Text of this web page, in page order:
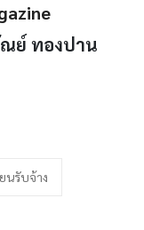
ย์ ทองปาน
นรับจ้าง